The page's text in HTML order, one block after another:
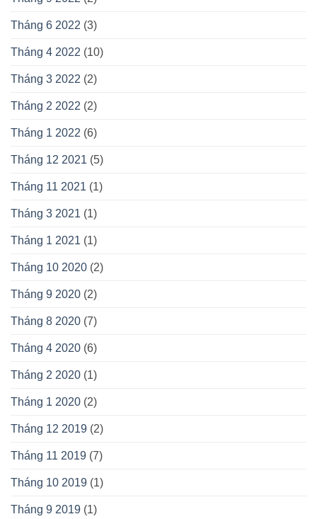
Tháng 6 2022 (3)
Tháng 4 2022 (10)
Tháng 3 2022 (2)
Tháng 2 2022 (2)
Tháng 1 2022 (6)
Tháng 12 2021 (5)
Tháng 11 2021 (1)
Tháng 3 2021 (1)
Tháng 1 2021 (1)
Tháng 10 2020 (2)
Tháng 9 2020 (2)
Tháng 8 2020 (7)
Tháng 4 2020 (6)
Tháng 2 2020 (1)
Tháng 1 2020 (2)
Tháng 12 2019 (2)
Tháng 11 2019 (7)
Tháng 10 2019 (1)
Tháng 9 2019 (1)